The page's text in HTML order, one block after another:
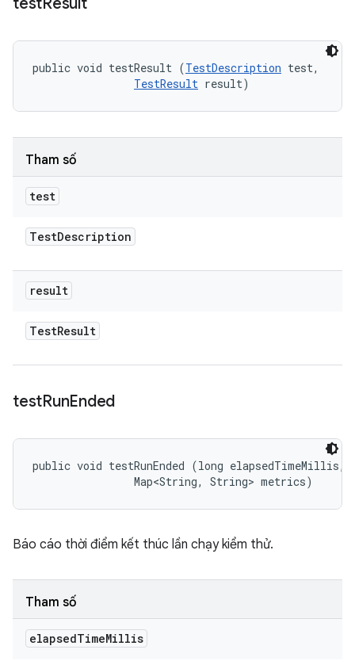
public void testResult (TestDescription test,
TestResult result)
Tham số
test
TestDescription
result
TestResult
testRunEnded
public void testRunEnded (long elapsedTimeMillis,
                Map<String, String> metrics)
Báo cáo thời điểm kết thúc lần chạy kiểm thử.
Tham số
elapsedTimeMillis